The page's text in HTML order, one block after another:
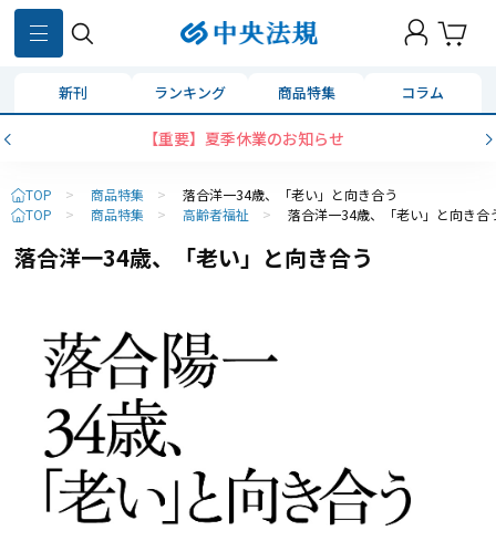
新刊 ランキング 商品特集 コラム
【重要】夏季休業のお知らせ
TOP > 商品特集 >
落合洋一34歳、「老い」と向き合う
TOP
> 商品特集 > 高齢者福祉 > 落合洋一34歳、「老い」と向き合
落合洋一34歳、「老い」と向き合う